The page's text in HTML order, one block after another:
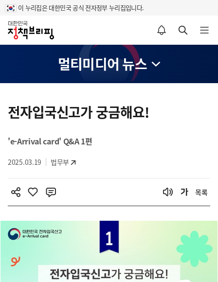
이 누리집은 대한민국 공식 전자정부 누리집입니다.
홈
알림설정 바로가기 검색 바로가기 메뉴 열기
멀티미디어 뉴스
텐
츠
영
전자입국신고가 궁금해요!
'e-Arrival card' Q&A 1편
2025.03.19 법무부
목록